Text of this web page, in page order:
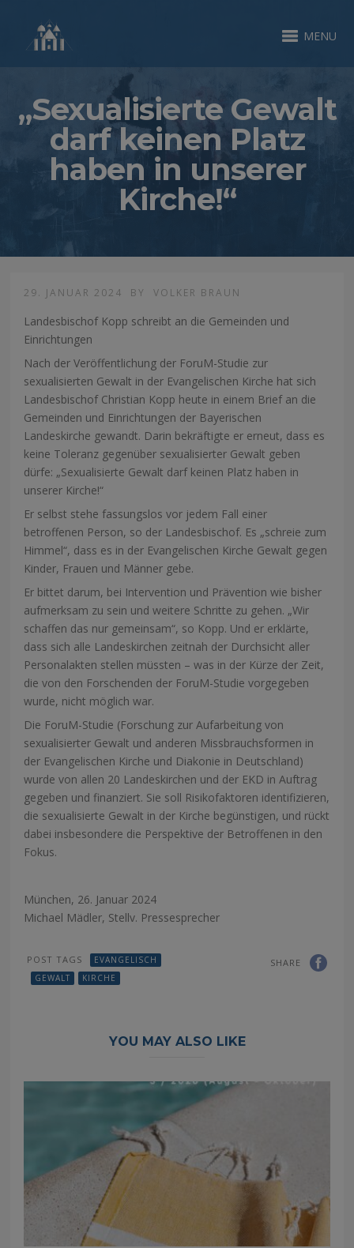
MENU
„Sexualisierte Gewalt
darf keinen Platz
haben in unserer
Kirche!“
29. JANUAR 2024 BY VOLKER BRAUN
Landesbischof Kopp schreibt an die Gemeinden und
Einrichtungen
Nach der Veröffentlichung der ForuM-Studie zur
sexualisierten Gewalt in der Evangelischen Kirche hat sich
Landesbischof Christian Kopp heute in einem Brief an die
Gemeinden und Einrichtungen der Bayerischen
Landeskirche gewandt. Darin bekräftigte er erneut, dass es
keine Toleranz gegenüber sexualisierter Gewalt geben
dürfe: „Sexualisierte Gewalt darf keinen Platz haben in
unserer Kirche!“
Er selbst stehe fassungslos vor jedem Fall einer
betroffenen Person, so der Landesbischof. Es „schreie zum
Himmel“, dass es in der Evangelischen Kirche Gewalt gegen
Kinder, Frauen und Männer gebe.
Er bittet darum, bei Intervention und Prävention wie bisher
aufmerksam zu sein und weitere Schritte zu gehen. „Wir
schaffen das nur gemeinsam“, so Kopp. Und er erklärte,
dass sich alle Landeskirchen zeitnah der Durchsicht aller
Personalakten stellen müssten – was in der Kürze der Zeit,
die von den Forschenden der ForuM-Studie vorgegeben
wurde, nicht möglich war.
Die ForuM-Studie (Forschung zur Aufarbeitung von
sexualisierter Gewalt und anderen Missbrauchsformen in
der Evangelischen Kirche und Diakonie in Deutschland)
wurde von allen 20 Landeskirchen und der EKD in Auftrag
gegeben und finanziert. Sie soll Risikofaktoren identifizieren,
die sexualisierte Gewalt in der Kirche begünstigen, und rückt
dabei insbesondere die Perspektive der Betroffenen in den
Fokus.
München, 26. Januar 2024
Michael Mädler, Stellv. Pressesprecher
SHARE
POST TAGS
EVANGELISCH
GEWALT
KIRCHE
YOU MAY ALSO LIKE